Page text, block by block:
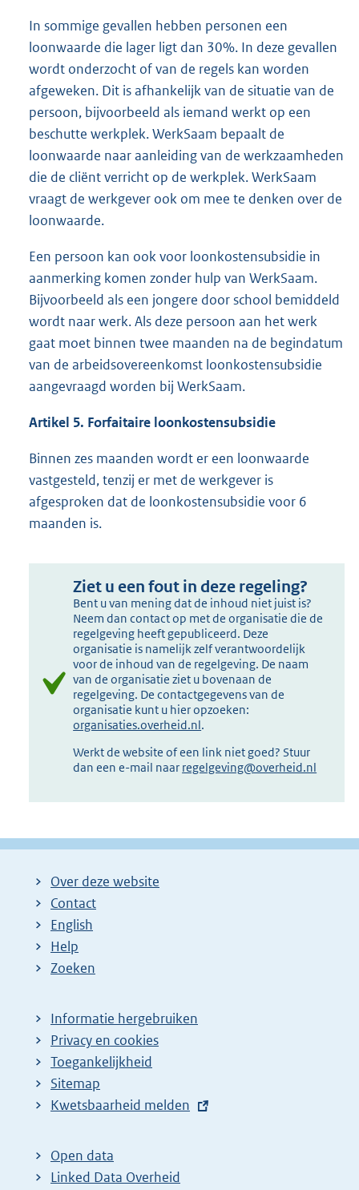
In sommige gevallen hebben personen een
loonwaarde die lager ligt dan 30%. In deze gevallen
wordt onderzocht of van de regels kan worden
afgeweken. Dit is afhankelijk van de situatie van de
persoon, bijvoorbeeld als iemand werkt op een
beschutte werkplek. WerkSaam bepaalt de
loonwaarde naar aanleiding van de werkzaamheden
die de cliënt verricht op de werkplek. WerkSaam
vraagt de werkgever ook om mee te denken over de
loonwaarde.
Een persoon kan ook voor loonkostensubsidie in
aanmerking komen zonder hulp van WerkSaam.
Bijvoorbeeld als een jongere door school bemiddeld
wordt naar werk. Als deze persoon aan het werk
gaat moet binnen twee maanden na de begindatum
van de arbeidsovereenkomst loonkostensubsidie
aangevraagd worden bij WerkSaam.
Artikel 5. Forfaitaire loonkostensubsidie
Binnen zes maanden wordt er een loonwaarde
vastgesteld, tenzij er met de werkgever is
afgesproken dat de loonkostensubsidie voor 6
maanden is.
Ziet u een fout in deze regeling?
Bent u van mening dat de inhoud niet juist is?
Neem dan contact op met de organisatie die de
regelgeving heeft gepubliceerd. Deze
organisatie is namelijk zelf verantwoordelijk
voor de inhoud van de regelgeving. De naam
van de organisatie ziet u bovenaan de
regelgeving. De contactgegevens van de
organisatie kunt u hier opzoeken:
organisaties.overheid.nl.
Werkt de website of een link niet goed? Stuur
dan een e-mail naar regelgeving@overheid.nl
Over deze website
Contact
English
Help
Zoeken
Informatie hergebruiken
Privacy en cookies
Toegankelijkheid
Sitemap
E
t
e
Kwetsbaarheid melden
Open data
Linked Data Overheid